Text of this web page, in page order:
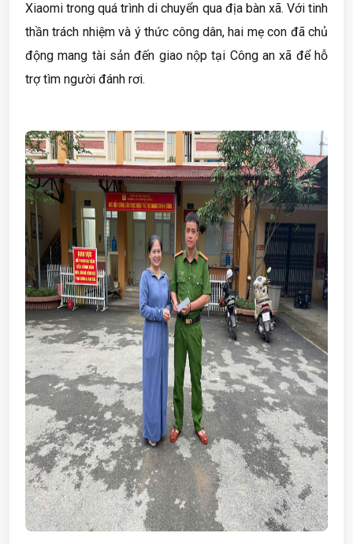
Xiaomi trong quá trình di chuyển qua địa bàn xã. Với tinh
thần trách nhiệm và ý thức công dân, hai mẹ con đã chủ
động mang tài sản đến giao nộp tại Công an xã để hỗ
trợ tìm người đánh rơi.